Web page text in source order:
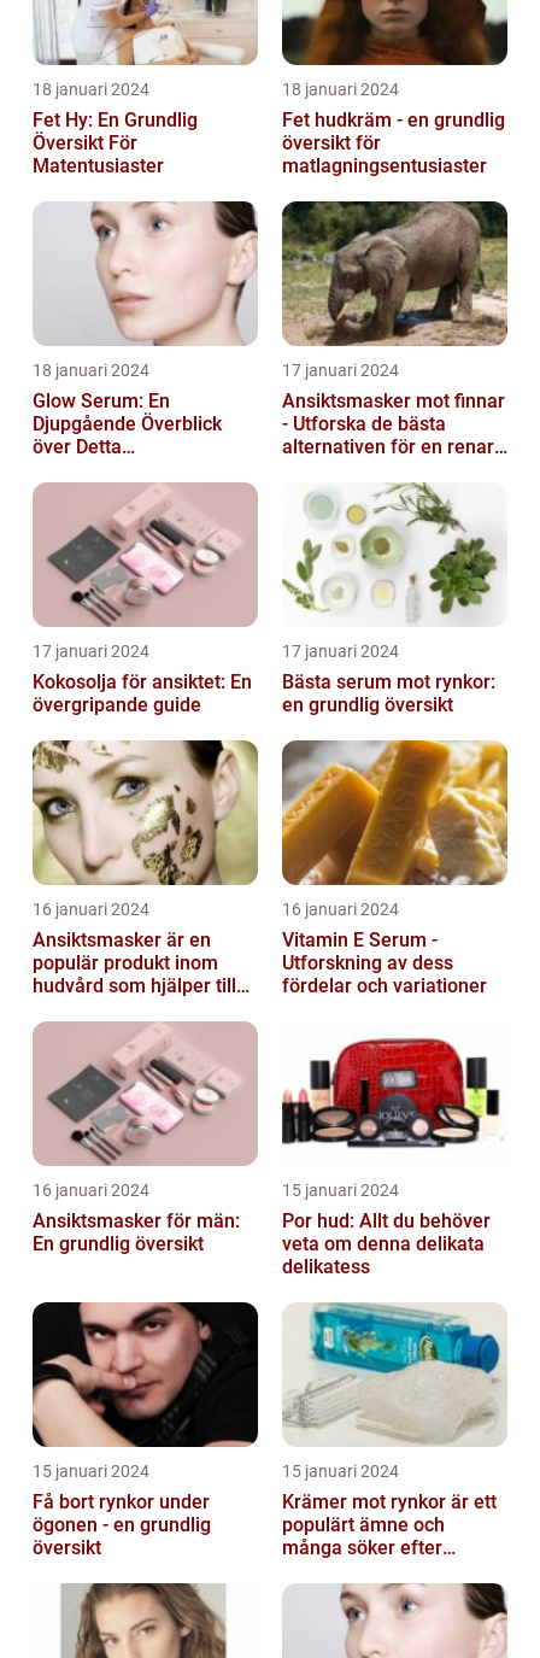
18 januari 2024
Fet Hy: En Grundlig
Översikt För
Matentusiaster
18 januari 2024
Fet hudkräm - en grundlig
översikt för
matlagningsentusiaster
18 januari 2024
Glow Serum: En
Djupgående Överblick
över Detta
17 januari 2024
Ansiktsmasker mot finnar
- Utforska de bästa
alternativen för en renare
17 januari 2024
Kokosolja för ansiktet: En
övergripande guide
17 januari 2024
Bästa serum mot rynkor:
en grundlig översikt
16 januari 2024
Ansiktsmasker är en
populär produkt inom
hudvård som hjälper till
näring åt hud...
16 januari 2024
Vitamin E Serum -
Utforskning av dess
fördelar och variationer
16 januari 2024
Ansiktsmasker för män:
En grundlig översikt
15 januari 2024
Por hud: Allt du behöver
veta om denna delikata
delikatess
15 januari 2024
Få bort rynkor under
ögonen - en grundlig
översikt
15 januari 2024
Krämer mot rynkor är ett
populärt ämne och
många söker efter
fungerar